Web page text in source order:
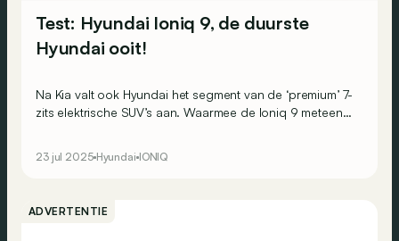
Test: Hyundai Ioniq 9, de duurste
Hyundai ooit!
Na Kia valt ook Hyundai het segment van de ‘premium’ 7-
zits elektrische SUV’s aan. Waarmee de Ioniq 9 meteen
23 jul 2025 Hyundai IONIQ
ADVERTENTIE